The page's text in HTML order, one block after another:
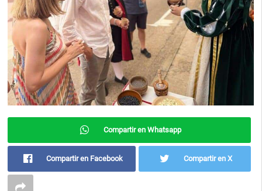
Compartir en Whatsapp
Compartir en Facebook Compartir en X